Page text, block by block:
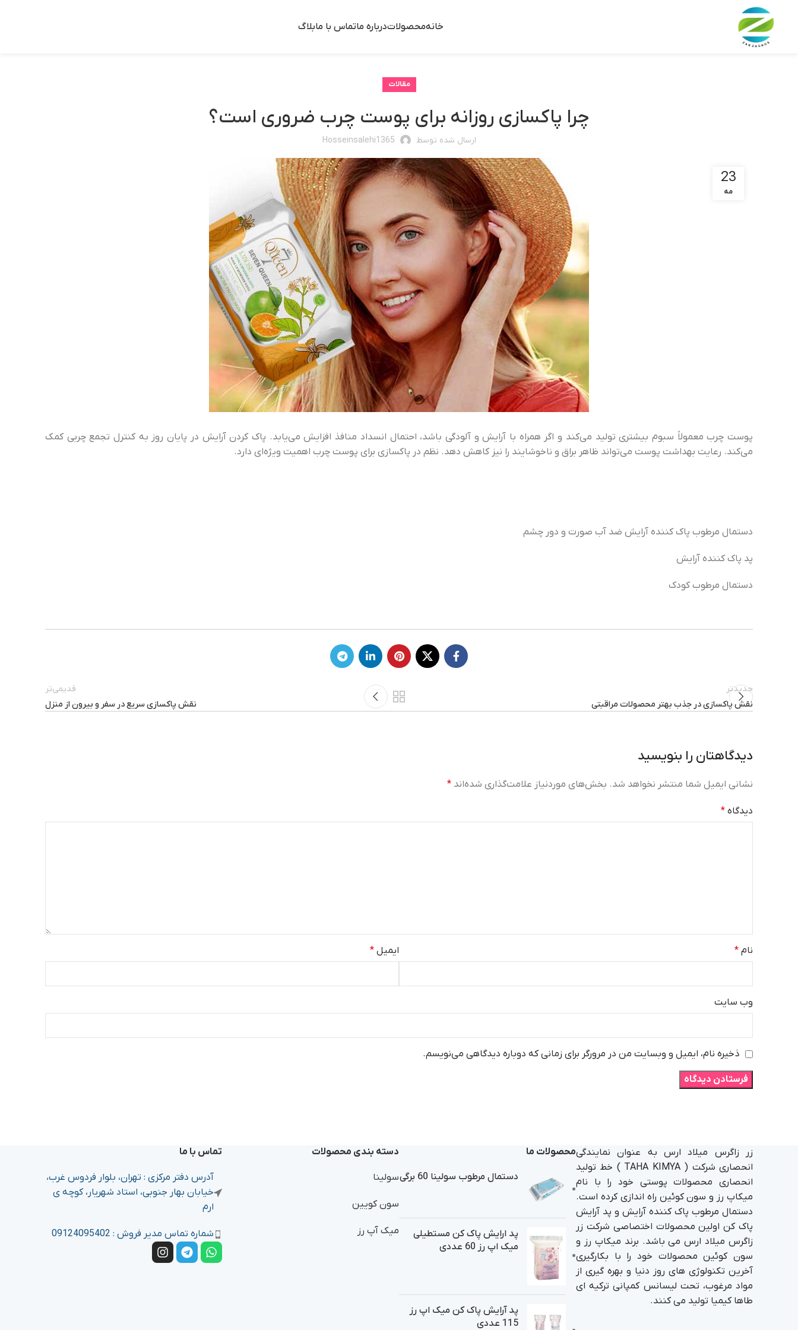
خانهمحصولاتدرباره ماتماس با مابلاگ
مقالات
چرا پاکسازی روزانه برای پوست چرب ضروری است؟
ارسال شده توسط Hosseinsalehi1365
23
مه
پوست چرب معمولاً سبوم بیشتری تولید می‌کند و اگر همراه با آرایش و آلودگی باشد، احتمال انسداد منافذ افزایش می‌یابد. پاک کردن آرایش در پایان روز به کنترل تجمع چربی کمک
می‌کند. رعایت بهداشت پوست می‌تواند ظاهر براق و ناخوشایند را نیز کاهش دهد. نظم در پاکسازی برای پوست چرب اهمیت ویژه‌ای دارد.
دستمال مرطوب پاک کننده آرایش ضد آب صورت و دور چشم
پد پاک کننده آرایش
دستمال مرطوب کودک
جدیدتر
نقش پاکسازی در جذب بهتر محصولات مراقبتی
قدیمی‌تر
نقش پاکسازی سریع در سفر و بیرون از منزل
دیدگاهتان را بنویسید
نشانی ایمیل شما منتشر نخواهد شد. بخش‌های موردنیاز علامت‌گذاری شده‌اند *
دیدگاه *
نام * ایمیل *
وب‌ سایت
ذخیره نام، ایمیل و وبسایت من در مرورگر برای زمانی که دوباره دیدگاهی می‌نویسم.
زر زاگرس میلاد ارس به عنوان نمایندگی
انحصاری شرکت ( TAHA KIMYA ) خط تولید
انحصاری محصولات پوستی خود را با نام
میکاپ رز و سون کوئین راه اندازی کرده است.
دستمال مرطوب پاک کننده آرایش و پد آرایش
پاک کن اولین محصولات اختصاصی شرکت زر
زاگرس میلاد ارس می باشد. برند میکاپ رز و
سون کوئین محصولات خود را با بکارگیری
آخرین تکنولوژی های روز دنیا و بهره گیری از
مواد مرغوب، تحت لیسانس کمپانی ترکیه ای
طاها کیمیا تولید می کنند.
محصولات ما
دستمال مرطوب سولینا 60 برگی
پد ارایش پاک کن مستطیلی
میک اپ رز 60 عددی
پد آرایش پاک کن میک اپ رز
115 عددی
دسته بندی محصولات
سولینا
سون کویین
میک آپ رز
تماس با ما
آدرس دفتر مرکزی : تهران، بلوار فردوس غرب،
خیابان بهار جنوبی، استاد شهریار، کوچه ی
ارم
شماره تماس مدیر فروش : 09124095402